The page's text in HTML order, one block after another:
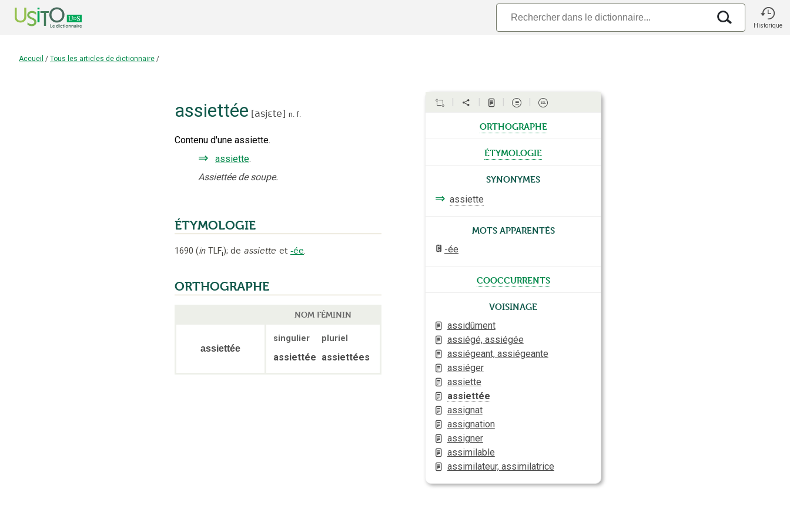
Historique
Accueil / Tous les articles de dictionnaire /
assiettée [asjɛte] n. f.
Contenu d'une assiette.
⇒ assiette.
Assiettée de soupe.
ÉTYMOLOGIE
1690 (in TLFi); de assiette et -ée.
ORTHOGRAPHE
NOM FÉMININ
assiettée
singulier pluriel
assiettée assiettées
orthographe
étymologie
Synonymes
⇒ assiette
Mots apparentés
-ée
cooccurrents
Voisinage
assidûment
assiégé, assiégée
assiégeant, assiégeante
assiéger
assiette
assiettée
assignat
assignation
assigner
assimilable
assimilateur, assimilatrice